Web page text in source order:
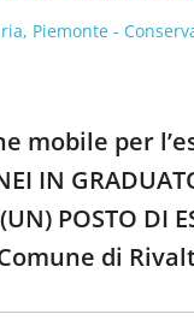
Piemonte -
mobile per
IN
POSTO DI
di